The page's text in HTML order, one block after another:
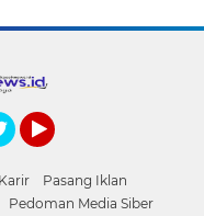
Karir
Pasang Iklan
Pedoman Media Siber